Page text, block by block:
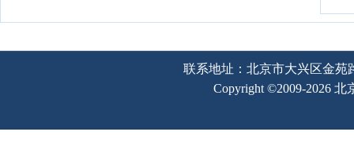
联系地址：北京市大兴区金苑
Copyright ©2009-2026 北